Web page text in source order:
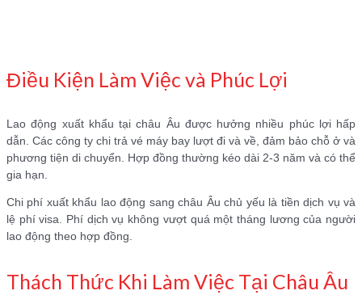
Điều Kiện Làm Việc và Phúc Lợi
Lao động xuất khẩu tại châu Âu được hưởng nhiều phúc lợi hấp
dẫn. Các công ty chi trả vé máy bay lượt đi và về, đảm bảo chỗ ở và
phương tiện di chuyển. Hợp đồng thường kéo dài 2-3 năm và có thể
gia hạn.
Chi phí xuất khẩu lao động sang châu Âu chủ yếu là tiền dịch vụ và
lệ phí visa. Phí dịch vụ không vượt quá một tháng lương của người
lao động theo hợp đồng.
Thách Thức Khi Làm Việc Tại Châu Âu